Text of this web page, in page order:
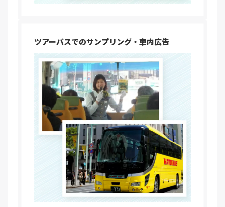
ツアーバスでのサンプリング・車内広告